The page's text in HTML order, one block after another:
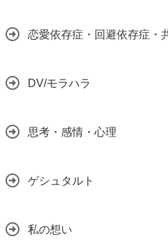
恋愛依存症・回避依存症・
DV/モラハラ
思考・感情・心理
ゲシュタルト
私の想い